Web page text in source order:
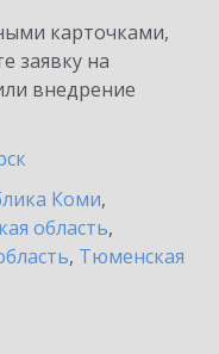
карточками,
заявку на
внедрение
Коми,
область,
, Тюменская